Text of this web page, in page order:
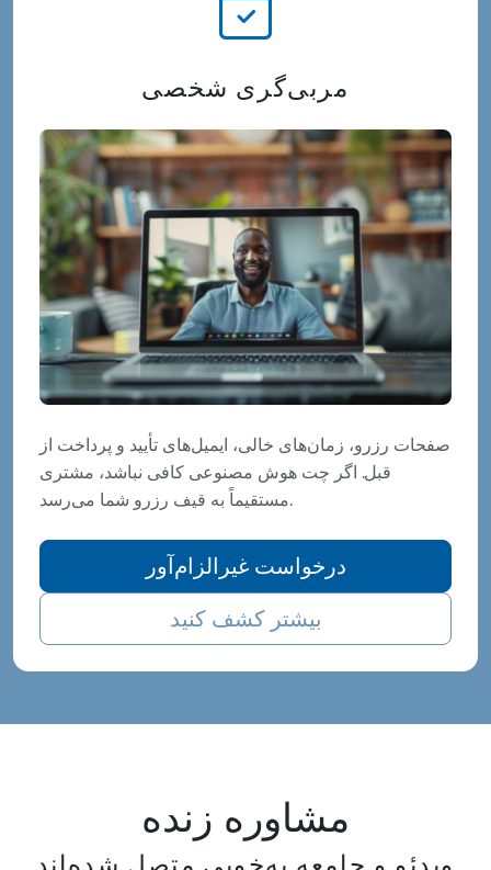
مربی‌گری شخصی
صفحات رزرو، زمان‌های خالی، ایمیل‌های تأیید و پرداخت از
قبل. اگر چت هوش مصنوعی کافی نباشد، مشتری
مستقیماً به قیف رزرو شما می‌رسد.
درخواست غیرالزام‌آور
بیشتر کشف کنید
مشاوره زنده